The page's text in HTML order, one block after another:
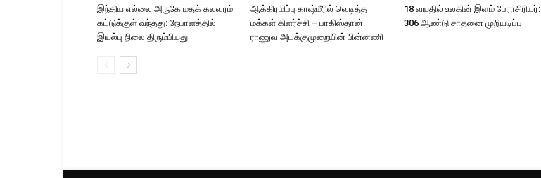
இந்திய எல்லை அருகே மதக் கலவரம்
கட்டுக்குள் வந்தது: நேபாளத்தில்
இயல்பு நிலை திரும்பியது
ஆக்கிரமிப்பு காஷ்மீரில் வெடித்த
மக்கள் கிளர்ச்சி – பாகிஸ்தான்
ராணுவ அடக்குமுறையின் பின்னணி
18 வயதில் உலகின் இளம் பேராசிரியர்:
306 ஆண்டு சாதனை முறியடிப்பு